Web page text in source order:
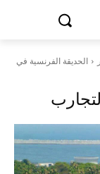
الحديقة الفرنسية في